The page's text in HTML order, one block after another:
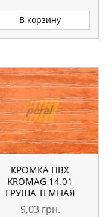
В корзину
КРОМКА ПВХ
KROMAG 14.01
ГРУША ТЕМНАЯ
22×0,6 ММ
9,03 грн.